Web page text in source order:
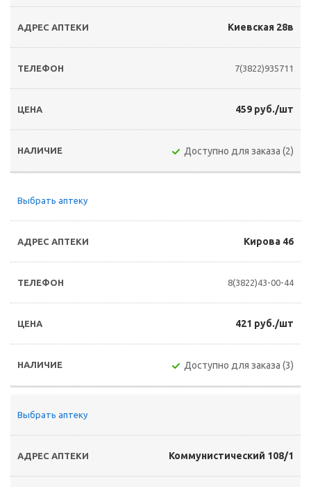
Киевская 28в
7(3822)935711
459 руб./шт
Доступно для заказа (2)
Выбрать аптеку
Кирова 46
8(3822)43-00-44
421 руб./шт
Доступно для заказа (3)
Выбрать аптеку
Коммунистический 108/1